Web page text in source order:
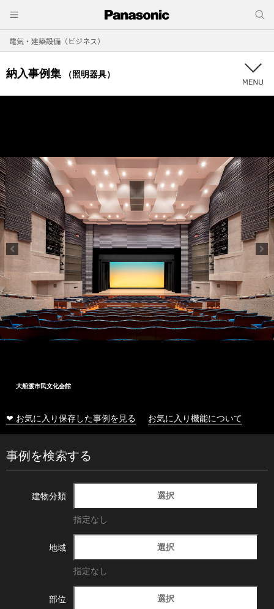
電気・建築設備（ビジネス）
納入事例集 （照明器具）
大船渡市民文化会館
❤ お気に入り保存した事例を見る お気に入り機能について
事例を検索する
建物分類 選択
指定なし
地域 選択
指定なし
部位 選択